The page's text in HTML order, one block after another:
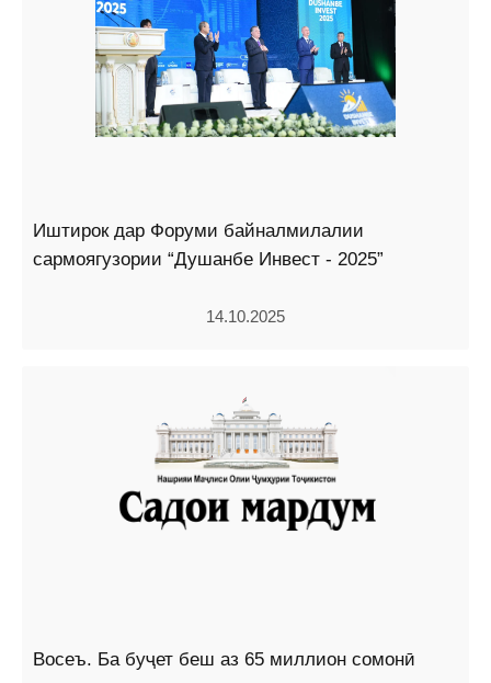
Иштирок дар Форуми байналмилалии
сармоягузории “Душанбе Инвест - 2025”
14.10.2025
Восеъ. Ба буҷет беш аз 65 миллион сомонӣ